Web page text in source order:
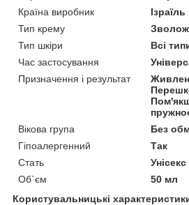
Країна виробник
Ізраїль
Тип крему
Тип шкіри
Всі
Час застосування
Призначення і результат
Вікова група
Без
Гіпоалергенний
Так
Стать
Унісекс
Об`єм
50 мл
Користувальницькі